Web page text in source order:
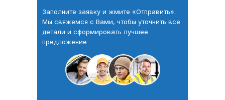
Заполните заявку и жмите «Отправить».
Мы свяжемся с Вами, чтобы уточнить все
детали и сформировать лучшее
предложение